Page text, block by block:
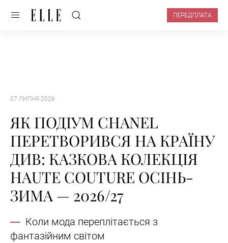
ПЕРЕДПЛАТА
07 ЛИПНЯ 2026
ЯК ПОДІУМ CHANEL
ПЕРЕТВОРИВСЯ НА КРАЇНУ
ДИВ: КАЗКОВА КОЛЕКЦІЯ
HAUTE COUTURE ОСІНЬ-
ЗИМА — 2026/27
Коли мода переплітається з
фантазійним світом